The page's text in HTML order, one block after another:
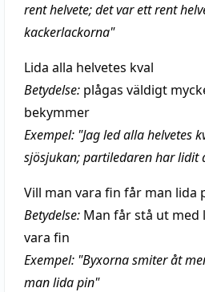
rent helvete; det var ett rent
kackerlackorna"
Lida alla helvetes kval
Betydelse: plågas väldigt
bekymmer
Exempel: "Jag led alla helvetes
sjösjukan; partiledaren har lidit
Vill man vara fin får man lida
Betydelse: Man får stå ut
vara fin
Exempel: "Byxorna smiter åt
man lida pin"